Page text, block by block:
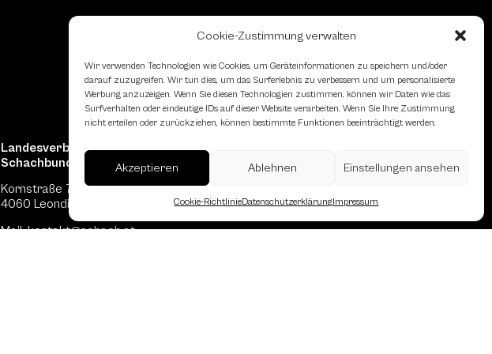
Cookie-Zustimmung verwalten
Wir verwenden Technologien wie Cookies, um Geräteinformationen zu speichern und/oder
darauf zuzugreifen. Wir tun dies, um das Surferlebnis zu verbessern und um personalisierte
Werbung anzuzeigen. Wenn Sie diesen Technologien zustimmen, können wir Daten wie das
Surfverhalten oder eindeutige IDs auf dieser Website verarbeiten. Wenn Sie Ihre Zustimmung
nicht erteilen oder zurückziehen, können bestimmte Funktionen beeinträchtigt werden.
Akzeptieren Ablehnen Einstellungen ansehen
Cookie-RichtlinieDatenschutzerklärungImpressum
Landesverband Oberösterreich des Österreichischen
Schachbundes
Kornstraße 7A
4060 Leonding
Mail: kontakt@schach.at